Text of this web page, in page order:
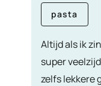
pasta
Altijd als ik
super
zelfs lekkere